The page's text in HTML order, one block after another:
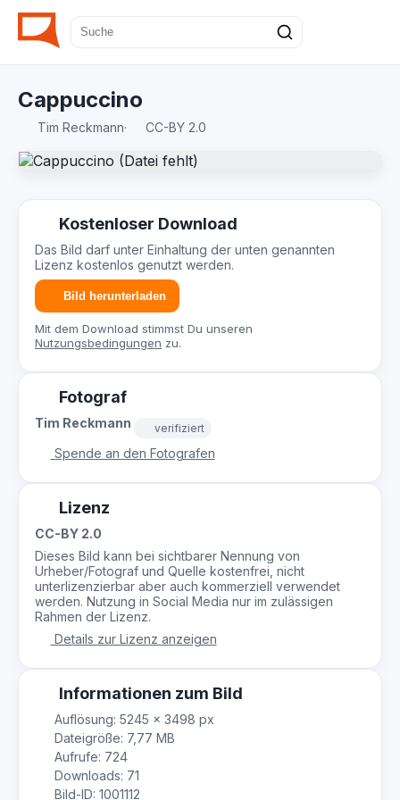
Cappuccino
Tim Reckmann· CC-BY 2.0
Kostenloser Download
Das Bild darf unter Einhaltung der unten genannten
Lizenz kostenlos genutzt werden.
Bild herunterladen
Mit dem Download stimmst Du unseren
Nutzungsbedingungen zu.
Fotograf
Tim Reckmann verifiziert
Spende an den Fotografen
Lizenz
CC-BY 2.0
Dieses Bild kann bei sichtbarer Nennung von
Urheber/Fotograf und Quelle kostenfrei, nicht
unterlizenzierbar aber auch kommerziell verwendet
werden. Nutzung in Social Media nur im zulässigen
Rahmen der Lizenz.
Details zur Lizenz anzeigen
Informationen zum Bild
Auflösung: 5245 × 3498 px
Dateigröße: 7,77 MB
Aufrufe: 724
Downloads: 71
Bild-ID: 1001112